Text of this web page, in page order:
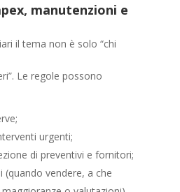
manutenzioni e
il tema non è solo “chi
Le regole possono
urgenti;
di preventivi e fornitori;
(quando vendere, a che